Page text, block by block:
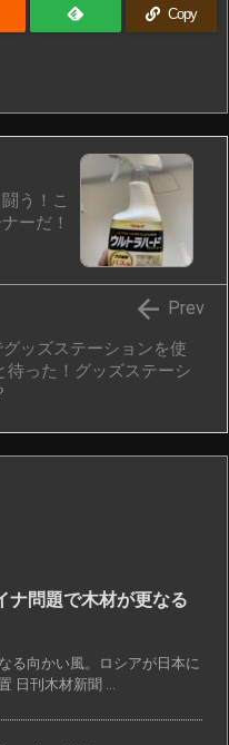
Copy
う！こ
ーだ！
ッズステーションを使
待った！グッズステーシ
 Prev
ナ問題で木材が更なる
る向かい風。ロシアが日本に
日刊木材新聞 ...